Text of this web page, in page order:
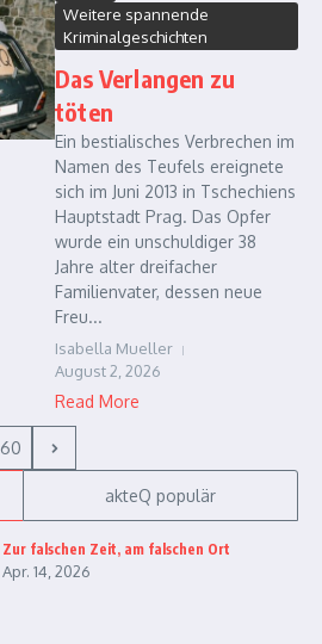
Weitere spannende
Kriminalgeschichten
Das Verlangen zu
töten
Ein bestialisches Verbrechen im
Namen des Teufels ereignete
sich im Juni 2013 in Tschechiens
Hauptstadt Prag. Das Opfer
wurde ein unschuldiger 38
Jahre alter dreifacher
Familienvater, dessen neue
Freu...
Isabella Mueller
August 2, 2026
Read More
60
akteQ populär
Zur falschen Zeit, am falschen Ort
Apr. 14, 2026